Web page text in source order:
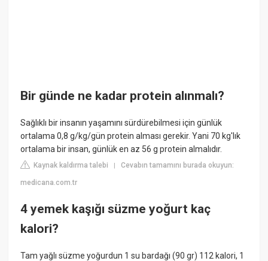
Bir günde ne kadar protein alınmalı?
Sağlıklı bir insanın yaşamını sürdürebilmesi için günlük
ortalama 0,8 g/kg/gün protein alması gerekir. Yani 70 kg'lık
ortalama bir insan, günlük en az 56 g protein almalıdır.
Kaynak kaldırma talebi |Cevabın tamamını burada okuyun:
medicana.com.tr
4 yemek kaşığı süzme yoğurt kaç
kalori?
Tam yağlı süzme yoğurdun 1 su bardağı (90 gr) 112 kalori, 1